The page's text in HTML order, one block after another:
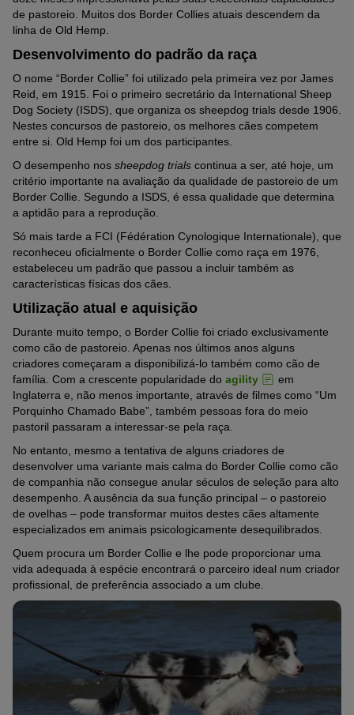
de pastoreio. Muitos dos Border Collies atuais descendem da
linha de Old Hemp.
Desenvolvimento do padrão da raça
O nome “Border Collie” foi utilizado pela primeira vez por James
Reid, em 1915. Foi o primeiro secretário da International Sheep
Dog Society (ISDS), que organiza os sheepdog trials desde 1906.
Nestes concursos de pastoreio, os melhores cães competem
entre si. Old Hemp foi um dos participantes.
O desempenho nos sheepdog trials continua a ser, até hoje, um
critério importante na avaliação da qualidade de pastoreio de um
Border Collie. Segundo a ISDS, é essa qualidade que determina
a aptidão para a reprodução.
Só mais tarde a FCI (Fédération Cynologique Internationale), que
reconheceu oficialmente o Border Collie como raça em 1976,
estabeleceu um padrão que passou a incluir também as
características físicas dos cães.
Utilização atual e aquisição
Durante muito tempo, o Border Collie foi criado exclusivamente
como cão de pastoreio. Apenas nos últimos anos alguns
criadores começaram a disponibilizá-lo também como cão de
família. Com a crescente popularidade do agility
em
Inglaterra e, não menos importante, através de filmes como “Um
Porquinho Chamado Babe”, também pessoas fora do meio
pastoril passaram a interessar-se pela raça.
No entanto, mesmo a tentativa de alguns criadores de
desenvolver uma variante mais calma do Border Collie como cão
de companhia não consegue anular séculos de seleção para alto
desempenho. A ausência da sua função principal – o pastoreio
de ovelhas – pode transformar muitos destes cães altamente
especializados em animais psicologicamente desequilibrados.
Quem procura um Border Collie e lhe pode proporcionar uma
vida adequada à espécie encontrará o parceiro ideal num criador
profissional, de preferência associado a um clube.